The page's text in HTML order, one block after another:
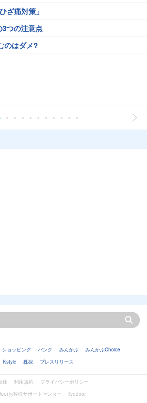
ざ痛対策」
つの注意点
のはダメ?
ショッピング バンク みんかぶ
みんかぶChoice
Kstyle
株探 プレスリリース
社 利用規約
プライバシーポリシー
お客様サポートセンター
livedoor